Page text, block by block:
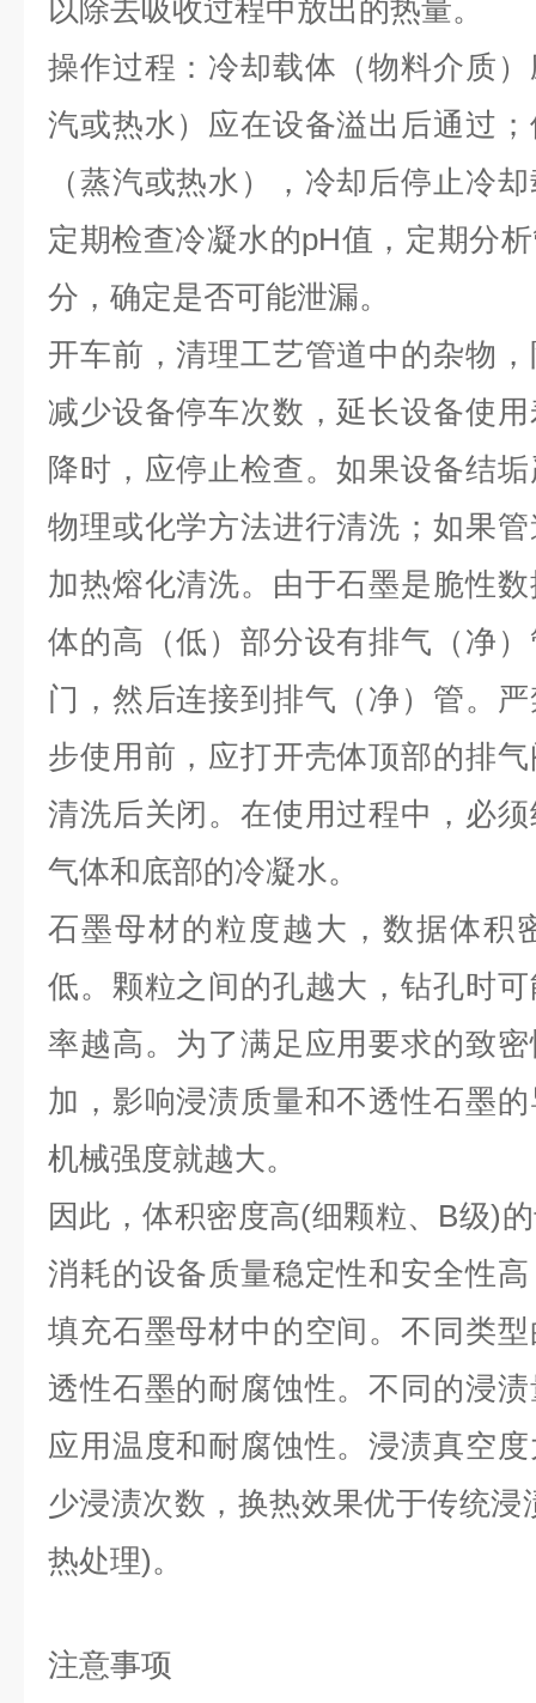
以除去吸收过程中放出的热量。
操作过程：冷却载体（物料介质
汽或热水）应在设备溢出后通过
（蒸汽或热水），冷却后停止冷
定期检查冷凝水的pH值，定期分
分，确定是否可能泄漏。
开车前，清理工艺管道中的杂物
减少设备停车次数，延长设备使
降时，应停止检查。如果设备结
物理或化学方法进行清洗；如果
加热熔化清洗。由于石墨是脆性
体的高（低）部分设有排气（净
门，然后连接到排气（净）管。
步使用前，应打开壳体顶部的排
清洗后关闭。在使用过程中，必
气体和底部的冷凝水。
石墨母材的粒度越大，数据体积
低。颗粒之间的孔越大，钻孔时
率越高。为了满足应用要求的致
加，影响浸渍质量和不透性石墨
机械强度就越大。
因此，体积密度高(细颗粒、B级)
消耗的设备质量稳定性和安全性
填充石墨母材中的空间。不同类
透性石墨的耐腐蚀性。不同的浸
应用温度和耐腐蚀性。浸渍真空
少浸渍次数，换热效果优于传统
热处理)。
注意事项